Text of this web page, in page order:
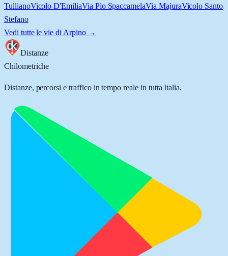
TullianoVicolo D'EmiliaVia Pio SpaccamelaVia MajuraVicolo Santo
Stefano
Vedi tutte le vie di Arpino→
Distanze
Chilometriche
Distanze, percorsi e traffico in tempo reale in tutta Italia.